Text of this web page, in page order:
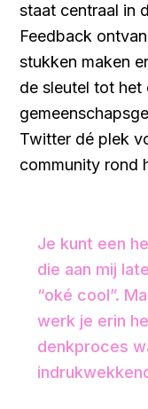
staat centraal in
Feedback
stukken maken
de sleutel tot het
Twitter dé plek
community rond
Je kunt een
die aan mij
“oké cool”.
werk je erin
denkproces